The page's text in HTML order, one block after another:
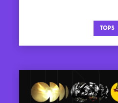
TOPS